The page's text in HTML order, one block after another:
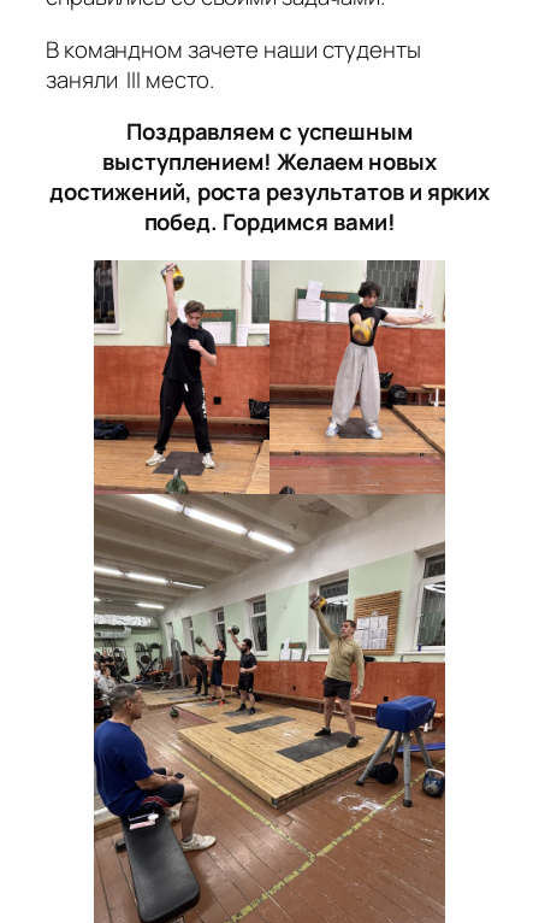
В командном зачете наши студенты
заняли III место.
Поздравляем с успешным
выступлением! Желаем новых
достижений, роста результатов и ярких
побед. Гордимся вами!